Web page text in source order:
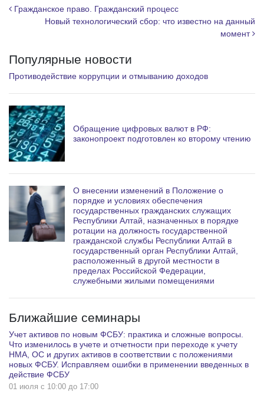
r
a
Навигация по записям
Гражданское право. Гражданский процесс
Новый технологический сбор: что известно на данный
момент
Популярные новости
Противодействие коррупции и отмыванию доходов
Обращение цифровых валют в РФ:
законопроект подготовлен ко второму чтению
О внесении изменений в Положение о
порядке и условиях обеспечения
государственных гражданских служащих
Республики Алтай, назначенных в порядке
ротации на должность государственной
гражданской службы Республики Алтай в
государственный орган Республики Алтай,
расположенный в другой местности в
пределах Российской Федерации,
служебными жилыми помещениями
Ближайшие семинары
Учет активов по новым ФСБУ: практика и сложные вопросы.
Что изменилось в учете и отчетности при переходе к учету
НМА, ОС и других активов в соответствии с положениями
новых ФСБУ. Исправляем ошибки в применении введенных в
действие ФСБУ
01 июля c 10:00 до 17:00